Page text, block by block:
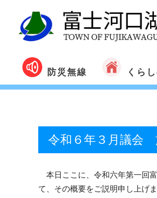
防災無線 くら
令和６年３月議会
本日ここに、令和六年第一回
て、その概要をご説明申し上げ